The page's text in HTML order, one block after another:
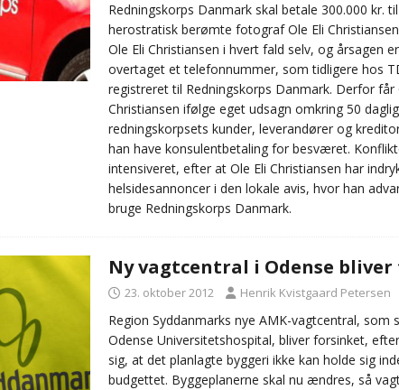
Redningskorps Danmark skal betale 300.000 kr.
herostratisk berømte fotograf Ole Eli
Ole Eli Christiansen i hvert fald selv, og årsagen
overtaget et telefonnummer, som tidligere hos
registreret til Redningskorps Danmark. Derfor får
Christiansen ifølge eget udsagn omkring 50
redningskorpsets kunder, leverandører og
han have konsulentbetaling for besværet.
intensiveret, efter at Ole Eli Christiansen har
helsidesannoncer i den lokale avis, hvor han
bruge Redningskorps Danmark.
Ny vagtcentral i Odense
23. oktober 2012 Henrik Kvistgaard Petersen
Region Syddanmarks nye AMK-vagtcentral, som
Odense Universitetshospital, bliver forsinket,
sig, at det planlagte byggeri ikke kan holde sig
budgettet. Byggeplanerne skal nu ændres, så